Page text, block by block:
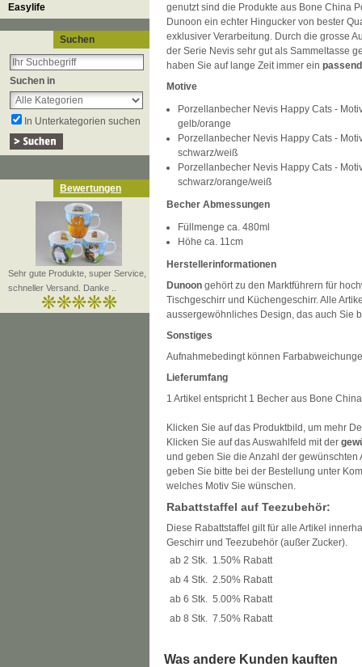
Easylife
Suchen
Suchen in
In Unterkategorien suchen
Bewertungen
Sehr gute Produkte, super Service,
schneller Versand. Danke ..
genutzt sind die Produkte aus Bone China
Dunoon ein echter Hingucker von bester
exklusiver Verarbeitung. Durch die grosse
der Serie Nevis sehr gut als Sammeltasse
haben Sie auf lange Zeit immer ein
Motive
Porzellanbecher Nevis Happy Cats -
gelb/orange
Porzellanbecher Nevis Happy Cats -
schwarz/weiß
Porzellanbecher Nevis Happy Cats -
schwarz/orange/weiß
Becher Abmessungen
Füllmenge ca. 480ml
Höhe ca. 11cm
Herstellerinformationen
Dunoon gehört zu den Marktführern für
Tischgeschirr und Küchengeschirr. Alle
aussergewöhnliches Design, das auch Sie
Sonstiges
Aufnahmebedingt können
Lieferumfang
1 Artikel entspricht 1 Becher aus Bone
Klicken Sie auf das Produktbild, um mehr
Klicken Sie auf das Auswahlfeld mit der
und geben Sie die Anzahl der gewünschten
geben Sie bitte bei der Bestellung unter
welches Motiv Sie wünschen.
Rabattstaffel auf Teezubehör:
Diese Rabattstaffel gilt für alle Artikel
Geschirr und Teezubehör (außer Zucker).
ab 2 Stk. 1.50% Rabatt
ab 4 Stk. 2.50% Rabatt
ab 6 Stk. 5.00% Rabatt
ab 8 Stk. 7.50% Rabatt
Was andere Kunden kauften